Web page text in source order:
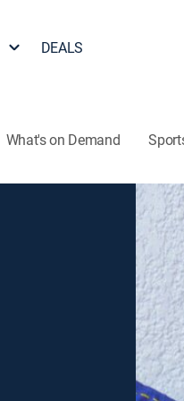
DEALS
What's on Demand